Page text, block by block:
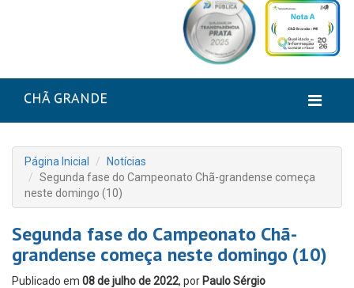
CHÃ GRANDE
Página Inicial
Notícias
Segunda fase do Campeonato Chã-grandense começa
neste domingo (10)
Segunda fase do Campeonato Chã-
grandense começa neste domingo (10)
Publicado em 08 de julho de 2022, por Paulo Sérgio